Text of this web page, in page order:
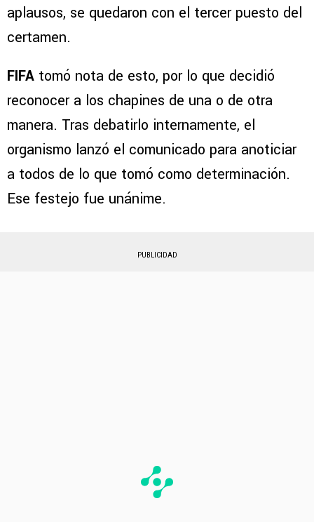
aplausos, se quedaron con el tercer puesto del
certamen.
FIFA tomó nota de esto, por lo que decidió
reconocer a los chapines de una o de otra
manera. Tras debatirlo internamente, el
organismo lanzó el comunicado para anoticiar
a todos de lo que tomó como determinación.
Ese festejo fue unánime.
PUBLICIDAD